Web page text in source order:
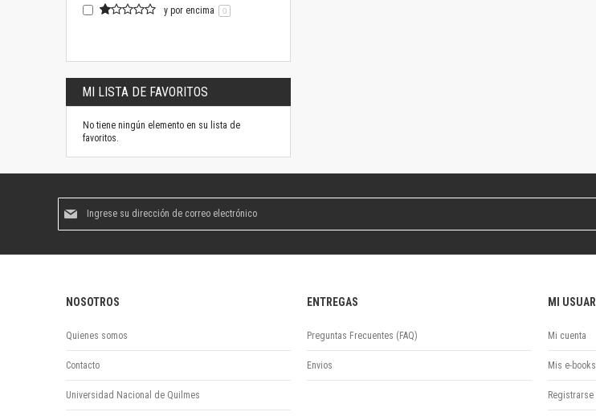
Tesis Posgrado
y por encima 0
MI LISTA DE FAVORITOS
No tiene ningún elemento en su lista de
favoritos.
boletín
NOSOTROS
Quienes somos
Contacto
Universidad Nacional de Quilmes
ENTREGAS
Preguntas Frecuentes (FAQ)
Envios
MI
Mi cuenta
Mis e-books
Registrarse